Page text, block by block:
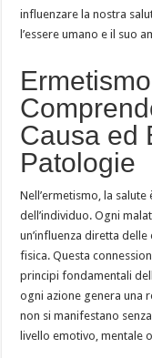
influenzare la nostra
l’essere umano e il suo
Causa ed
Patologie
Nell’ermetismo, la
dell’individuo. Ogni
un’influenza diretta
fisica. Questa
principi fondamentali
ogni azione genera una
non si manifestano
livello emotivo, mentale